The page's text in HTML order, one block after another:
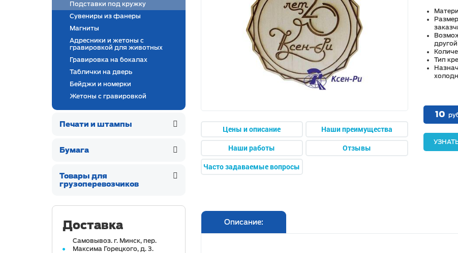
Подставки под кружку
Сувениры из фанеры
Магниты
Адресники и жетоны с
гравировкой для животных
Гравировка на бокалах
Таблички на дверь
Бейджи и номерки
Жетоны с гравировкой
Печати и штампы
Бумага
Товары для
грузоперевозчиков
Доставка
Самовывоз. г. Минск, пер.
Максима Горецкого, д. 3.
Цены и описание
Наши преимущества
Наши работы
Отзывы
Часто задаваемые вопросы
Тип
10
Описание: